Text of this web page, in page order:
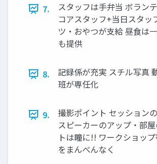
7.
スタッフは手弁当 ボラン
コアスタッフ+当日スタッ
ツ・おやつが支給 昼食は
も提供
8.
記録係が充実 スチル写真
班が専任化
9.
撮影ポイント セッション
スピーカーのアップ・部
トは瞳に!! ワークショッ
をまんべんなく